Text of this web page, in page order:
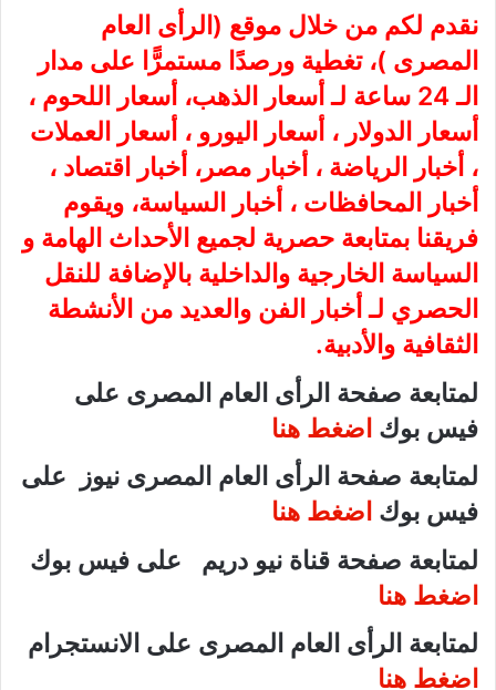
نقدم لكم من خلال موقع ( الرأى العام
المصرى )، تغطية ورصدًا مستمرًّا على مدار
الـ 24 ساعة لـ أسعار الذهب، أسعار اللحوم ،
أسعار الدولار ، أسعار اليورو ، أسعار العملات
، أخبار الرياضة ، أخبار مصر، أخبار اقتصاد ،
أخبار المحافظات ، أخبار السياسة، ويقوم
فريقنا بمتابعة حصرية لجميع الأحداث الهامة و
السياسة الخارجية والداخلية بالإضافة للنقل
الحصري لـ أخبار الفن والعديد من الأنشطة
الثقافية والأدبية.
لمتابعة صفحة الرأى العام المصرى على
فيس بوك اضغط هنا
لمتابعة صفحة الرأى العام المصرى نيوز على
فيس بوك اضغط هنا
لمتابعة صفحة قناة نيو دريم على فيس بوك
اضغط هنا
لمتابعة الرأى العام المصرى على الانستجرام
اضغط هنا